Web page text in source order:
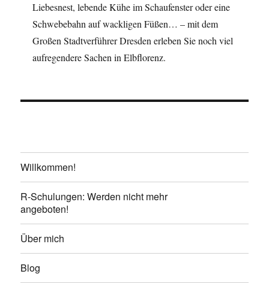
Liebesnest, lebende Kühe im Schaufenster oder eine
Schwebebahn auf wackligen Füßen… – mit dem
Großen Stadtverführer Dresden erleben Sie noch viel
aufregendere Sachen in Elbflorenz.
Willkommen!
R-Schulungen: Werden nicht mehr
angeboten!
Über mich
Blog